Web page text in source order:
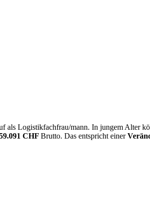
als Logistikfachfrau/mann. In jungem Alter
CHF Brutto. Das entspricht einer